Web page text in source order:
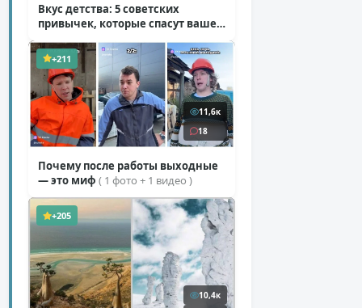
Вкус детства: 5 советских
привычек, которые спасут ваше
+211
11,6к
18
Почему после работы выходные
— это миф ( 1 фото + 1 видео )
+205
10,4к